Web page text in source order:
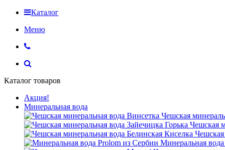
Каталог
Меню
Каталог товаров
Акция!
Минеральная вода
Чешская
Чешская
Чешская
Минеральная